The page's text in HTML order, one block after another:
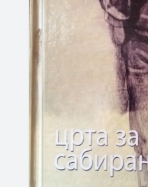
Danilo Nikolić
Crta za sabiranje